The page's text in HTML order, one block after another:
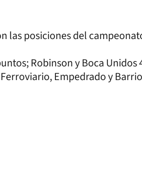
las posiciones del
Robinson y Boca Unidos
Empedrado y